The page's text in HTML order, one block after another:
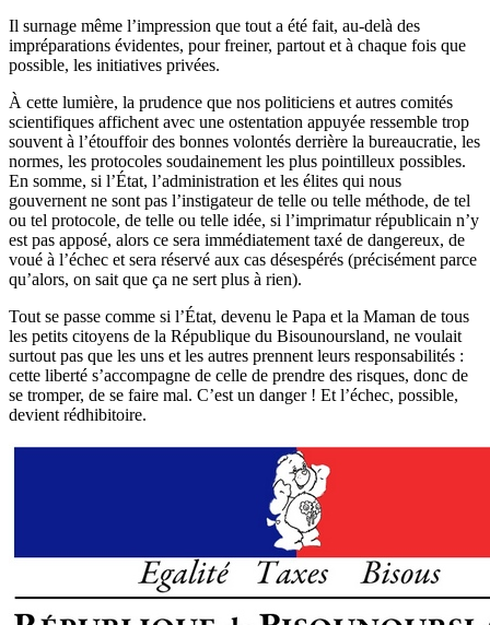
Il surnage même l’impression que tout a été fait, au-delà des
impréparations évidentes, pour freiner, partout et à chaque fois que
possible, les initiatives privées.
À cette lumière, la prudence que nos politiciens et autres comités
scientifiques affichent avec une ostentation appuyée ressemble trop
souvent à l’étouffoir des bonnes volontés derrière la bureaucratie, les
normes, les protocoles soudainement les plus pointilleux possibles.
En somme, si l’État, l’administration et les élites qui nous
gouvernent ne sont pas l’instigateur de telle ou telle méthode, de tel
ou tel protocole, de telle ou telle idée, si l’imprimatur républicain n’y
est pas apposé, alors ce sera immédiatement taxé de dangereux, de
voué à l’échec et sera réservé aux cas désespérés (précisément parce
qu’alors, on sait que ça ne sert plus à rien).
Tout se passe comme si l’État, devenu le Papa et la Maman de tous
les petits citoyens de la République du Bisounoursland, ne voulait
surtout pas que les uns et les autres prennent leurs responsabilités :
cette liberté s’accompagne de celle de prendre des risques, donc de
se tromper, de se faire mal. C’est un danger ! Et l’échec, possible,
devient rédhibitoire.